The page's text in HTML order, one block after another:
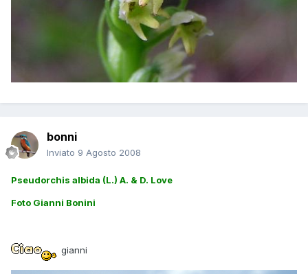
bonni
Inviato 9 Agosto 2008
Pseudorchis albida (L.) A. & D. Love
Foto Gianni Bonini
gianni